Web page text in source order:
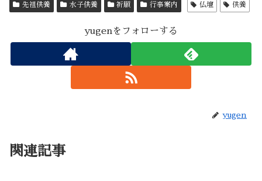
先祖供養 水子供養 祈願 行事案内 仏壇 供養
yugenをフォローする
yugen
関連記事